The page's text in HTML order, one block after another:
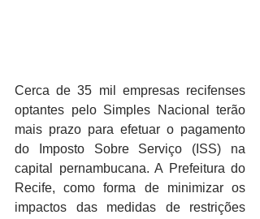
Cerca de 35 mil empresas recifenses
optantes pelo Simples Nacional terão
mais prazo para efetuar o pagamento
do Imposto Sobre Serviço (ISS) na
capital pernambucana. A Prefeitura do
Recife, como forma de minimizar os
impactos das medidas de restrições